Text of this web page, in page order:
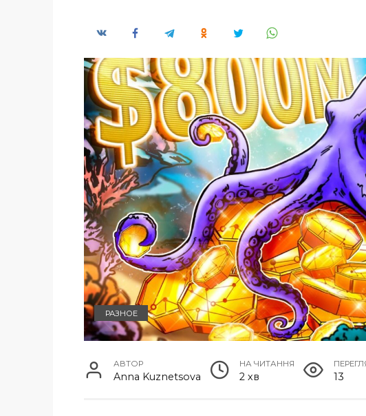
РАЗНОЕ
АВТОР
Anna Kuznetsova
НА ЧИТАННЯ
2 хв 13